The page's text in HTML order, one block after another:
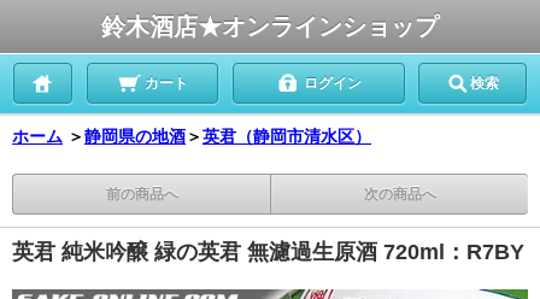
鈴木酒店★オンラインショップ
カート ログイン 検索
ホーム ＞静岡県の地酒＞英君（静岡市清水区）
前の商品へ 次の商品へ
英君 純米吟醸 緑の英君 無濾過生原酒 720ml：R7BY